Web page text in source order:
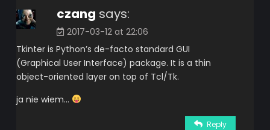
czang says:
2017-03-12 at 22:06
Tkinter is Python’s de-facto standard GUI
(Graphical User Interface) package. It is a thin
object-oriented layer on top of Tcl/Tk.
ja nie wiem…
Reply